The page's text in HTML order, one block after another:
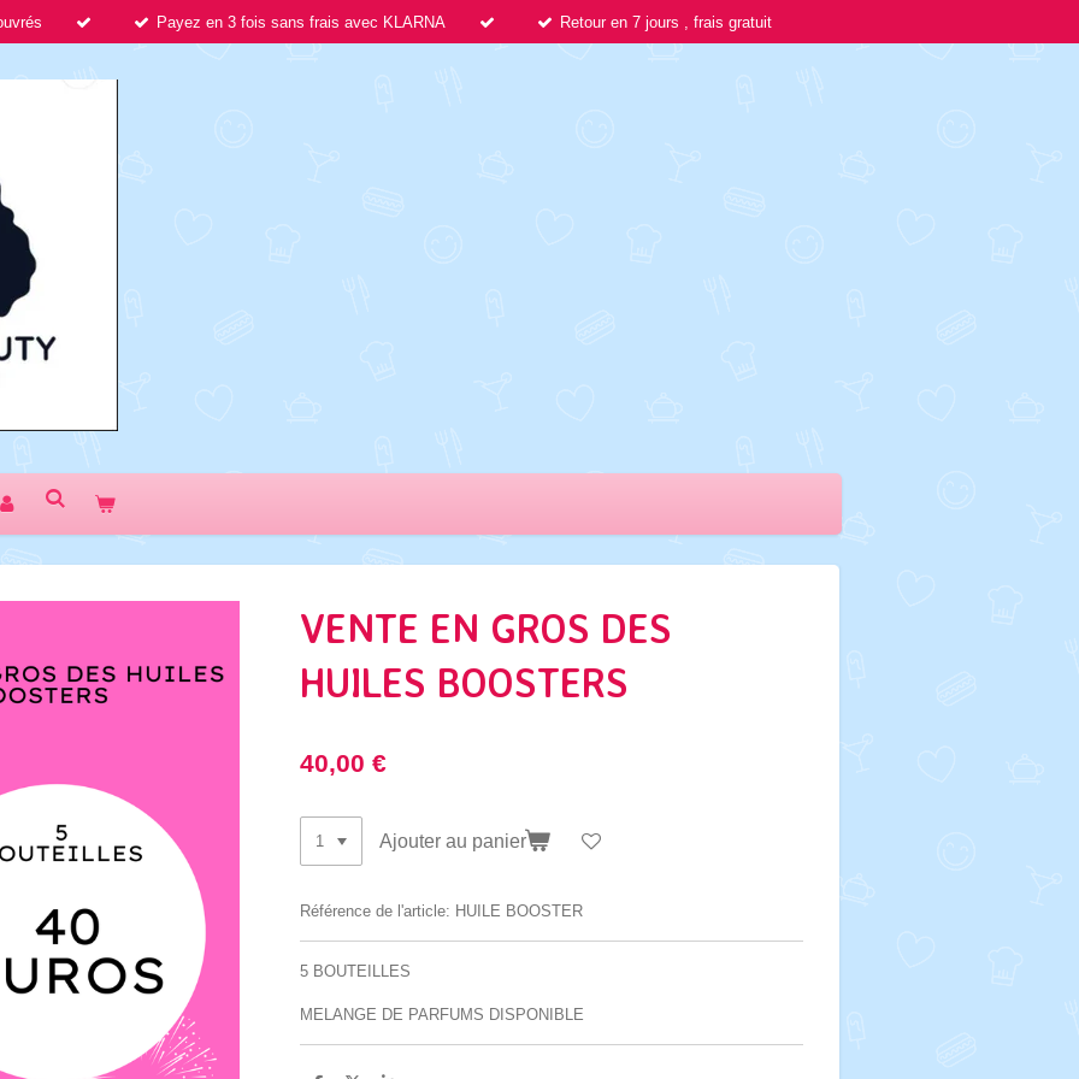
Payez en 3 fois sans frais avec KLARNA Retour en 7 jours , frais gratuit
VENTE EN GROS DES
HUILES BOOSTERS
40,00 €
Ajouter au panier
Référence de l'article: HUILE BOOSTER
5 BOUTEILLES
MELANGE DE PARFUMS DISPONIBLE